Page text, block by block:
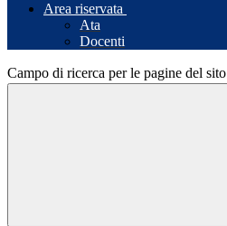
Area riservata
Ata
Docenti
Campo di ricerca per le pagine del sito